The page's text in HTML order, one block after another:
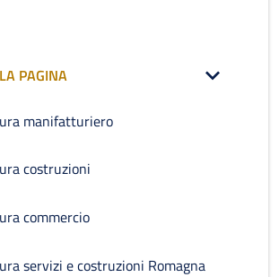
PAGINA
manifatturiero
costruzioni
commercio
servizi e costruzioni Romagna